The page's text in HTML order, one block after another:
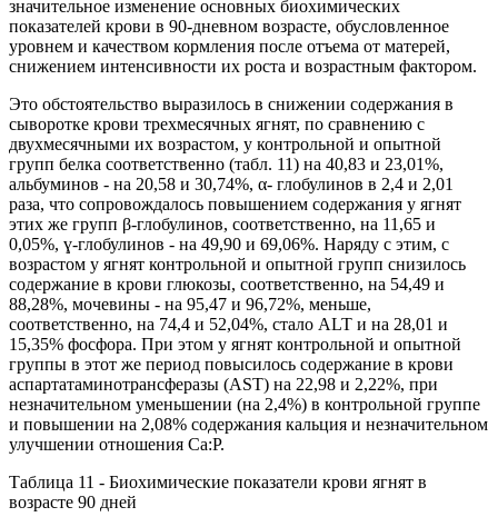
значительное изменение основных биохимических
показателей крови в 90-дневном возрасте, обусловленное
уровнем и качеством кормления после отъема от матерей,
снижением интенсивности их роста и возрастным фактором.
Это обстоятельство выразилось в снижении содержания в
сыворотке крови трехмесячных ягнят, по сравнению с
двухмесячными их возрастом, у контрольной и опытной
групп белка соответственно (табл. 11) на 40,83 и 23,01%,
альбуминов - на 20,58 и 30,74%, α- глобулинов в 2,4 и 2,01
раза, что сопровождалось повышением содержания у ягнят
этих же групп β-глобулинов, соответственно, на 11,65 и
0,05%, ɣ-глобулинов - на 49,90 и 69,06%. Наряду с этим, с
возрастом у ягнят контрольной и опытной групп снизилось
содержание в крови глюкозы, соответственно, на 54,49 и
88,28%, мочевины - на 95,47 и 96,72%, меньше,
соответственно, на 74,4 и 52,04%, стало ALT и на 28,01 и
15,35% фосфора. При этом у ягнят контрольной и опытной
группы в этот же период повысилось содержание в крови
аспартатаминотрансферазы (AST) на 22,98 и 2,22%, при
незначительном уменьшении (на 2,4%) в контрольной группе
и повышении на 2,08% содержания кальция и незначительном
улучшении отношения Са:Р.
Таблица 11 - Биохимические показатели крови ягнят в
возрасте 90 дней